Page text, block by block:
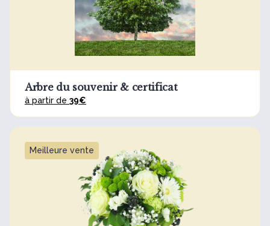
Arbre du souvenir & certificat
à partir de 39€
Meilleure vente